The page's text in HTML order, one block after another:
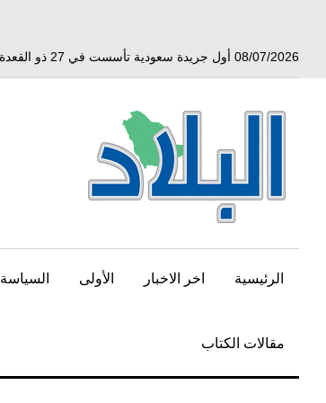
08/07/2026 أول جريدة سعودية تأسست في 27 ذو القعدة سنة 1350 هجري الموافق 3 أبريل 1932 ميلادي
الرئيسية اخر الاخبار الأولى السياسة
مقالات الكتاب